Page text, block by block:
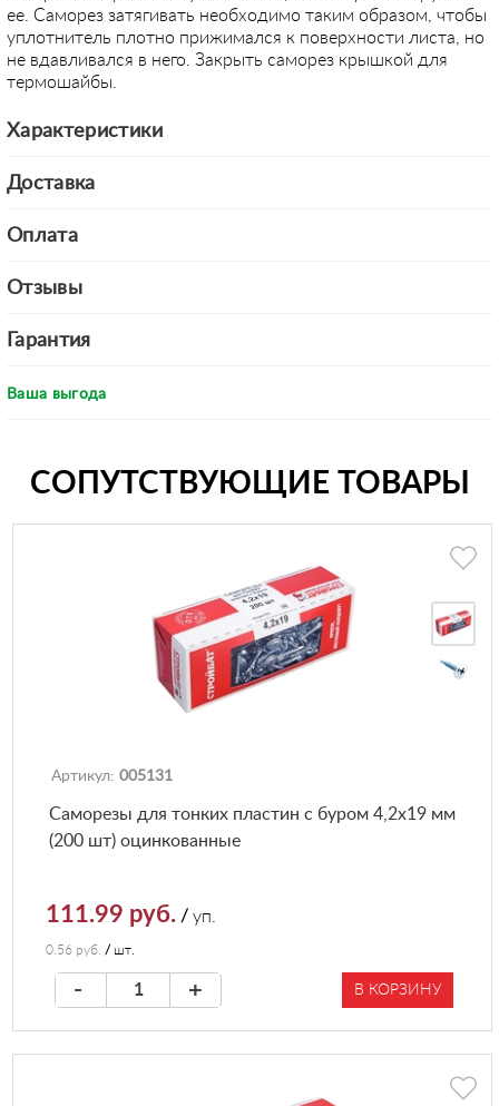
ее. Саморез затягивать необходимо таким образом, чтобы
уплотнитель плотно прижимался к поверхности листа, но
не вдавливался в него. Закрыть саморез крышкой для
термошайбы.
Характеристики
Доставка
Оплата
Отзывы
Гарантия
Ваша выгода
СОПУТСТВУЮЩИЕ ТОВАРЫ
Артикул: 005131
Саморезы для тонких пластин с буром 4,2х19 мм
(200 шт) оцинкованные
111.99 руб. /уп.
0.56 руб. / шт.
- + В КОРЗИНУ